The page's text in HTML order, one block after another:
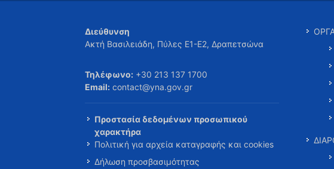
Διεύθυνση
Ακτή Βασιλειάδη, Πύλες Ε1-Ε2, Δραπετσώνα
Τηλέφωνο: +30 213 137 1700
Email: contact@yna.gov.gr
Προστασία δεδομένων προσωπικού
χαρακτήρα
Πολιτική για αρχεία καταγραφής και cookies
Δήλωση προσβασιμότητας